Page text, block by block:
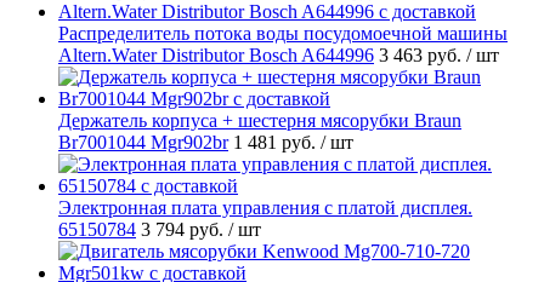
Распределитель потока воды посудомоечной машины
Altern.Water Distributor Bosch A644996 3 463 руб. / шт
Держатель корпуса + шестерня мясорубки Braun
Br7001044 Mgr902br 1 481 руб. / шт
Электронная плата управления с платой дисплея.
65150784 3 794 руб. / шт